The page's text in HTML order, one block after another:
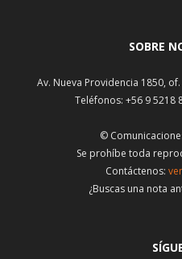
SOBRE
Av. Nueva Providencia 1850,
Teléfonos: +56 9 5218
©
Se prohíbe toda
Contáctenos:
¿Buscas una nota